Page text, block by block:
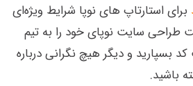
برای استارتاپ های نوپا شرایط ویژه‌ای
طراحی سایت نوپای خود را به تیم
و دیگر هیچ نگرانی درباره
باشید.